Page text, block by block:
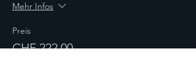
Mehr Infos
Preis
CHF 222.00